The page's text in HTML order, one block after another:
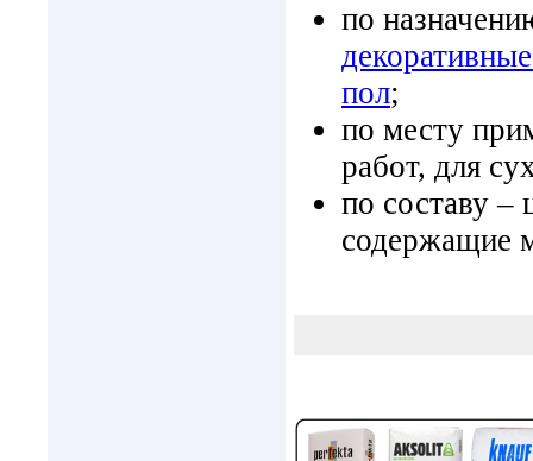
по
пол;
по месту
работ, для
по составу –
содержащие